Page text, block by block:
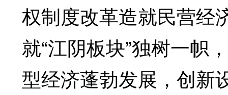
权制度改革造就民营经
就“江阴板块”独树一帜
型经济蓬勃发展，创新